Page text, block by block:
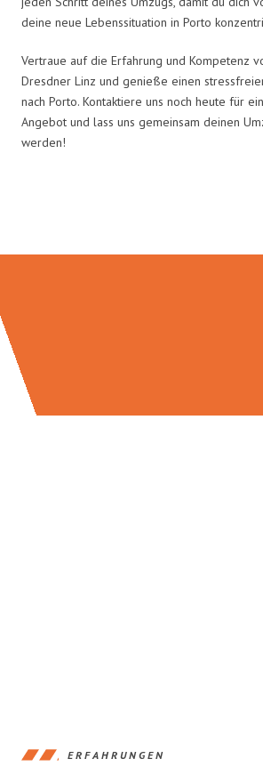
deine neue Lebenssituation in Porto
Vertraue auf die Erfahrung und Kompetenz
Dresdner Linz und genieße einen
nach Porto. Kontaktiere uns noch heute für
Angebot und lass uns gemeinsam deinen
werden!
ERFAHRUNGEN